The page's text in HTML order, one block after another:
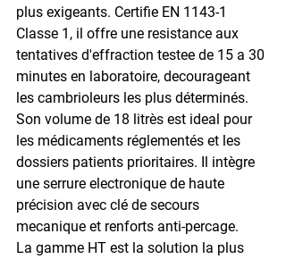
plus exigeants. Certifie EN 1143-1
Classe 1, il offre une resistance aux
tentatives d'effraction testee de 15 a 30
minutes en laboratoire, decourageant
les cambrioleurs les plus déterminés.
Son volume de 18 litrès est ideal pour
les médicaments réglementés et les
dossiers patients prioritaires. Il intègre
une serrure electronique de haute
précision avec clé de secours
mecanique et renforts anti-percage.
La gamme HT est la solution la plus